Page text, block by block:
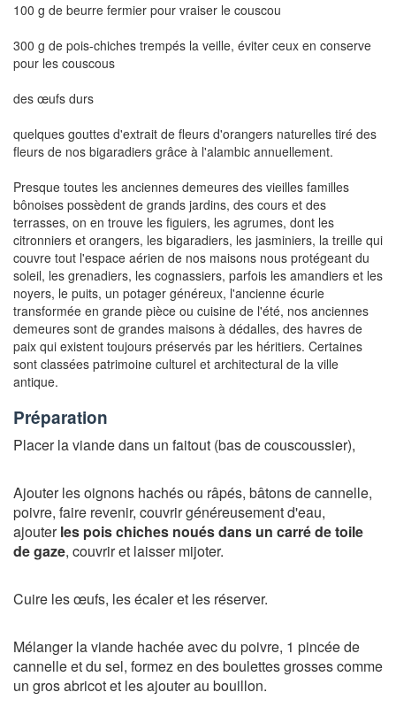
100 g de beurre fermier pour vraiser le couscou
300 g de pois-chiches trempés la veille, éviter ceux en conserve
pour les couscous
des œufs durs
quelques gouttes d'extrait de fleurs d'orangers naturelles tiré des
fleurs de nos bigaradiers grâce à l'alambic annuellement.
Presque toutes les anciennes demeures des vieilles familles
bônoises possèdent de grands jardins, des cours et des
terrasses, on en trouve les figuiers, les agrumes, dont les
citronniers et orangers, les bigaradiers, les jasminiers, la treille qui
couvre tout l'espace aérien de nos maisons nous protégeant du
soleil, les grenadiers, les cognassiers, parfois les amandiers et les
noyers, le puits, un potager généreux, l'ancienne écurie
transformée en grande pièce ou cuisine de l'été, nos anciennes
demeures sont de grandes maisons à dédalles, des havres de
paix qui existent toujours préservés par les héritiers. Certaines
sont classées patrimoine culturel et architectural de la ville
antique.
Préparation
Placer la viande dans un faitout (bas de couscoussier),
Ajouter les oignons hachés ou râpés, bâtons de cannelle,
poivre, faire revenir, couvrir généreusement d'eau,
ajouterles pois chiches noués dans un carré de toile
de gaze, couvrir et laisser mijoter.
Cuire les œufs, les écaler et les réserver.
Mélanger la viande hachée avec du poivre, 1 pincée de
cannelle et du sel, formez en des boulettes grosses comme
un gros abricot et les ajouter au bouillon.